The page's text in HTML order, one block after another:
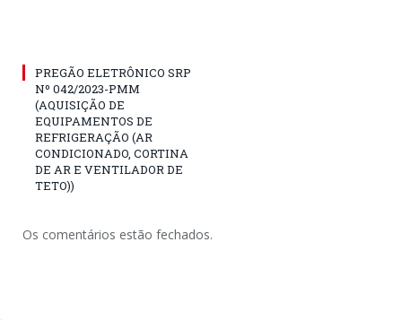
PREGÃO ELETRÔNICO SRP
Nº 042/2023-PMM
(AQUISIÇÃO DE
EQUIPAMENTOS DE
REFRIGERAÇÃO (AR
CONDICIONADO, CORTINA
DE AR E VENTILADOR DE
TETO))
Os comentários estão fechados.